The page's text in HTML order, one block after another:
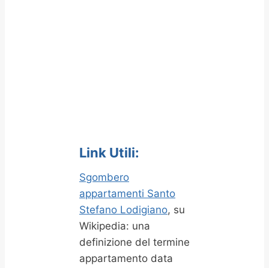
Link Utili:
Sgombero
appartamenti Santo
Stefano Lodigiano, su
Wikipedia: una
definizione del termine
appartamento data